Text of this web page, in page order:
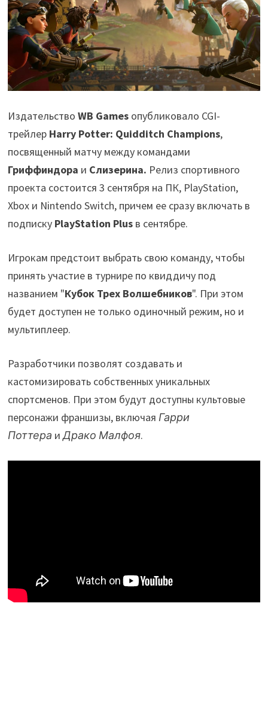
Издательство WB Games опубликовало CGI-
трейлер Harry Potter: Quidditch Champions,
посвященный матчу между командами
Гриффиндора и Слизерина. Релиз спортивного
проекта состоится 3 сентября на ПК, PlayStation,
Xbox и Nintendo Switch, причем ее сразу включать в
подписку PlayStation Plus в сентябре.
Игрокам предстоит выбрать свою команду, чтобы
принять участие в турнире по квиддичу под
названием "Кубок Трех Волшебников". При этом
будет доступен не только одиночный режим, но и
мультиплеер.
Разработчики позволят создавать и
кастомизировать собственных уникальных
спортсменов. При этом будут доступны культовые
персонажи франшизы, включая Гарри
Поттера иДрако Малфоя.